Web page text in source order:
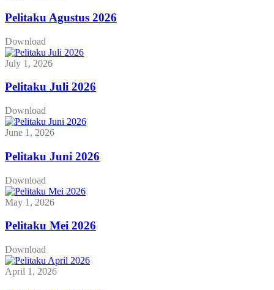
Pelitaku Agustus 2026
Download
July 1, 2026
Pelitaku Juli 2026
Download
June 1, 2026
Pelitaku Juni 2026
Download
May 1, 2026
Pelitaku Mei 2026
Download
April 1, 2026